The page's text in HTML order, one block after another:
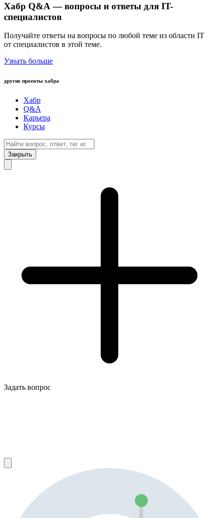
Хабр Q&A — вопросы и ответы для IT-
специалистов
Получайте ответы на вопросы по любой теме из области IT
от специалистов в этой теме.
Узнать больше
другие проекты хабра
Хабр
Q&A
Карьера
Курсы
Закрыть
Задать вопрос